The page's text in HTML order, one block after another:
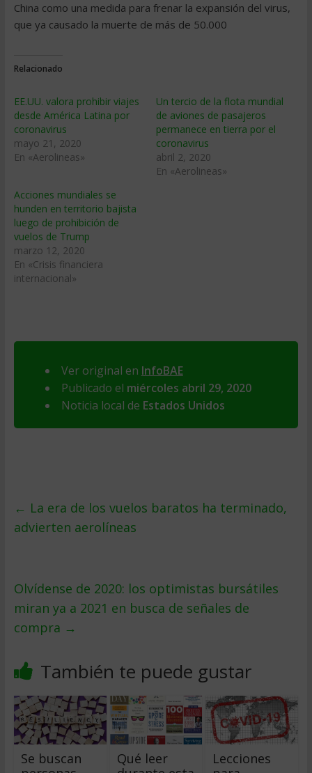
China como una medida para frenar la expansión del virus,
que ya causado la muerte de más de 50.000
Relacionado
EE.UU. valora prohibir viajes
desde América Latina por
coronavirus
mayo 21, 2020
En «Aerolineas»
Un tercio de la flota mundial
de aviones de pasajeros
permanece en tierra por el
coronavirus
abril 2, 2020
En «Aerolineas»
Acciones mundiales se
hunden en territorio bajista
luego de prohibición de
vuelos de Trump
marzo 12, 2020
En «Crisis financiera
internacional»
Ver original en InfoBAE
Publicado el miércoles abril 29, 2020
Noticia local de Estados Unidos
← La era de los vuelos baratos ha terminado,
advierten aerolíneas
Olvídense de 2020: los optimistas bursátiles
miran ya a 2021 en busca de señales de
compra →
También te puede gustar
Se buscan
Qué leer
Lecciones